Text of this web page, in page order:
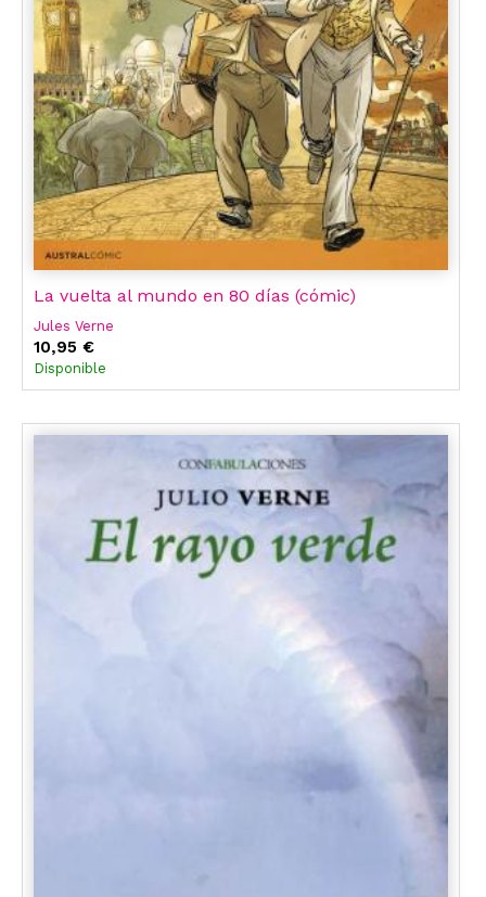
La vuelta al mundo en 80 días (cómic)
Jules Verne
10,95 €
Disponible